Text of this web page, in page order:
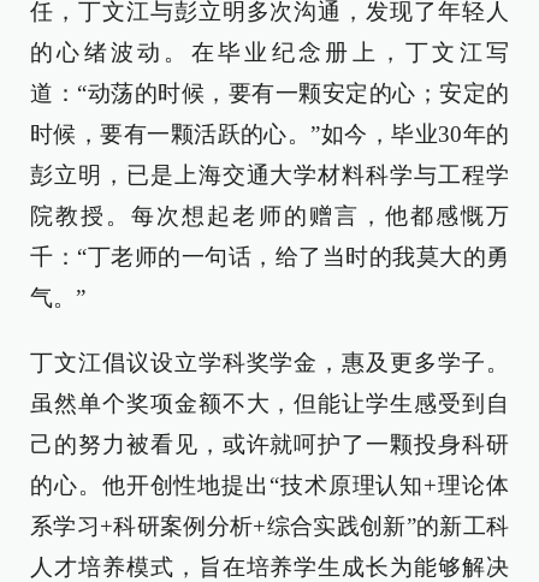
任，丁文江与彭立明多次沟通，发现了年轻人
的心绪波动。在毕业纪念册上，丁文江写
道：“动荡的时候，要有一颗安定的心；安定的
时候，要有一颗活跃的心。”如今，毕业30年的
彭立明，已是上海交通大学材料科学与工程学
院教授。每次想起老师的赠言，他都感慨万
千：“丁老师的一句话，给了当时的我莫大的勇
气。”
丁文江倡议设立学科奖学金，惠及更多学子。
虽然单个奖项金额不大，但能让学生感受到自
己的努力被看见，或许就呵护了一颗投身科研
的心。他开创性地提出“技术原理认知+理论体
系学习+科研案例分析+综合实践创新”的新工科
人才培养模式，旨在培养学生成长为能够解决